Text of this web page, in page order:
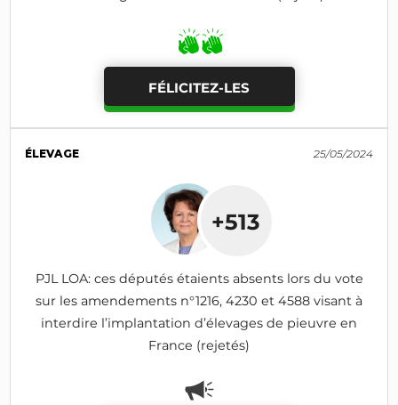
FÉLICITEZ-LES
ÉLEVAGE 25/05/2024
+513
PJL LOA: ces députés étaients absents lors du vote
sur les amendements n°1216, 4230 et 4588 visant à
interdire l’implantation d’élevages de pieuvre en
France (rejetés)